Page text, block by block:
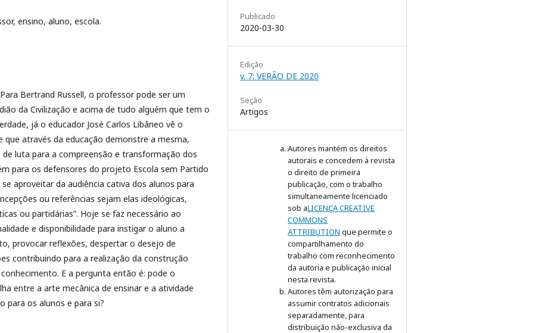
ensino, aluno, escola.
Bertrand Russell, o professor pode ser um
da Civilização e acima de tudo alguém que tem o
já o educador José Carlos Libâneo vê o
que através da educação demonstre a mesma,
luta para a compreensão e transformação dos
para os defensores do projeto Escola sem Partido
aproveitar da audiência cativa dos alunos para
ou referências sejam elas ideológicas,
ou partidárias”. Hoje se faz necessário ao
e disponibilidade para instigar o aluno a
provocar reflexões, despertar o desejo de
contribuindo para a realização da construção
E a pergunta então é: pode o
entre a arte mecânica de ensinar e a atividade
para os alunos e para si?
Publicado
2020-03-30
Edição
v. 7: VERÃO DE 2020
Seção
Artigos
Autores mantém os direitos
autorais e concedem à revista
o direito de primeira
publicação, com o trabalho
simultaneamente licenciado
sob aLICENÇA CREATIVE
COMMONS
ATTRIBUTION que permite o
compartilhamento do
trabalho com reconhecimento
da autoria e publicação inicial
nesta revista.
Autores têm autorização para
assumir contratos adicionais
separadamente, para
distribuição não-exclusiva da